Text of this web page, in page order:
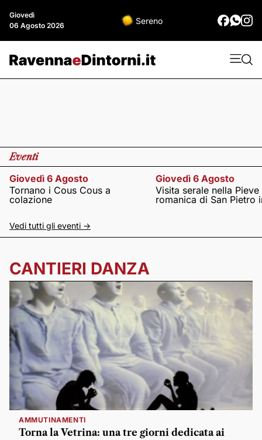
Giovedì
06 Agosto 2026
Sereno
Eventi
Giovedì 6 Agosto
Tornano i Cous Cous a
colazione
Giovedì 6 Agosto
Visita serale nella Pieve
romanica di San Pietro
Vedi tutti gli eventi ->
CANTIERI DANZA
AMMUTINAMENTI
Torna la Vetrina: una tre giorni dedicata ai